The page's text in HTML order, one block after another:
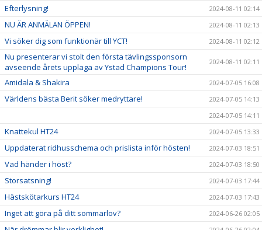
Efterlysning! 2024-08-11 02:14
NU ÄR ANMÄLAN ÖPPEN! 2024-08-11 02:13
Vi söker dig som funktionär till YCT! 2024-08-11 02:12
Nu presenterar vi stolt den första tävlingssponsorn
avseende årets upplaga av Ystad Champions Tour!
2024-08-11 02:11
Amidala & Shakira 2024-07-05 16:08
Världens bästa Berit söker medryttare!
2024-07-05 14:13
2024-07-05 14:11
Knattekul HT24 2024-07-05 13:33
Uppdaterat ridhusschema och prislista inför hösten! 2024-07-03 18:51
Vad händer i höst? 2024-07-03 18:50
Storsatsning! 2024-07-03 17:44
Hästskötarkurs HT24 2024-07-03 17:43
Inget att göra på ditt sommarlov? 2024-06-26 02:05